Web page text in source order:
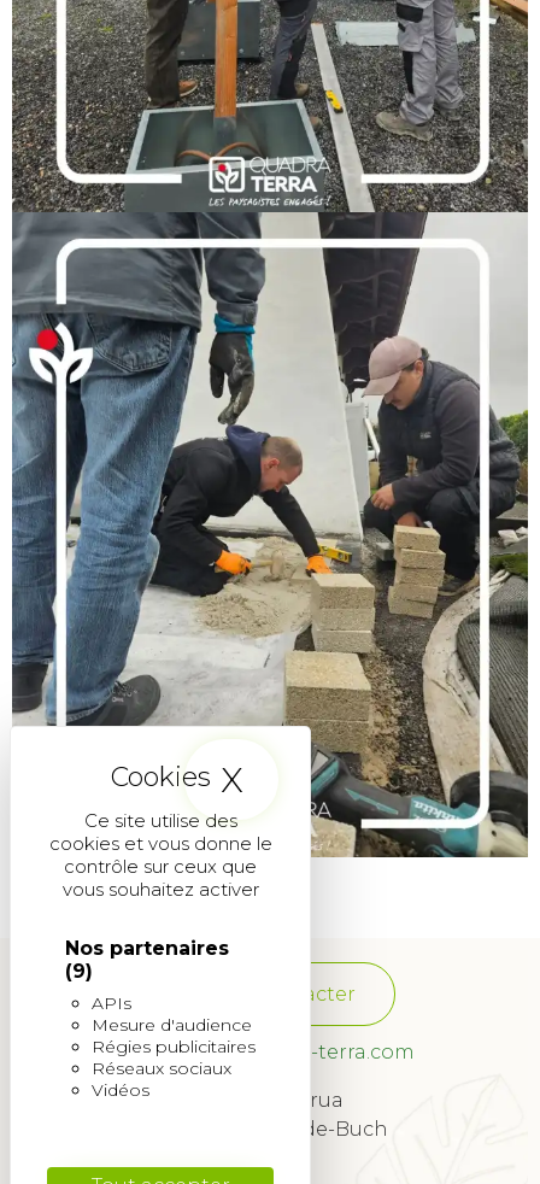
Ce site utilise des
cookies et vous donne le
contrôle sur ceux que
vous souhaitez activer
Nos partenaires
(9)
APIs
Mesure d'audience
Régies publicitaires
Réseaux sociaux
Vidéos
X Masquer le
Nous contacter
franchise@quadra-terra.com
34 Rue Lagrua
33260 La Teste-de-Buch